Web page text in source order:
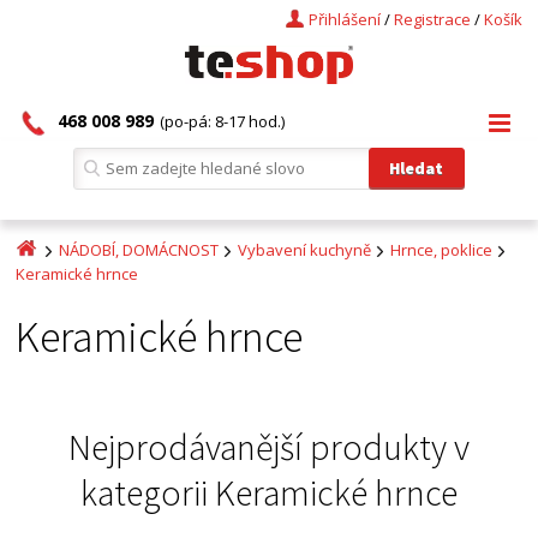
Košík
/
Registrace
/
Přihlášení
468 008 989 (po-pá: 8-17 hod.)
NÁDOBÍ, DOMÁCNOST Vybavení kuchyně
Hrnce, poklice
Keramické hrnce
Keramické hrnce
Nejprodávanější produkty v
kategorii Keramické hrnce